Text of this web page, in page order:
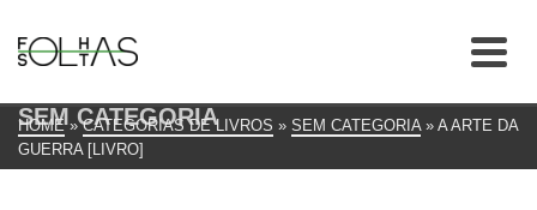
SEM CATEGORIA
HOME » CATEGORIAS DE LIVROS » SEM CATEGORIA » A ARTE DA
GUERRA [LIVRO]